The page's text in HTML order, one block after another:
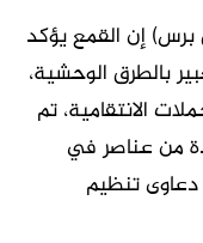
إن القمع يؤكد
بالطرق الوحشية،
الانتقامية، تم
من عناصر في
تنظيم